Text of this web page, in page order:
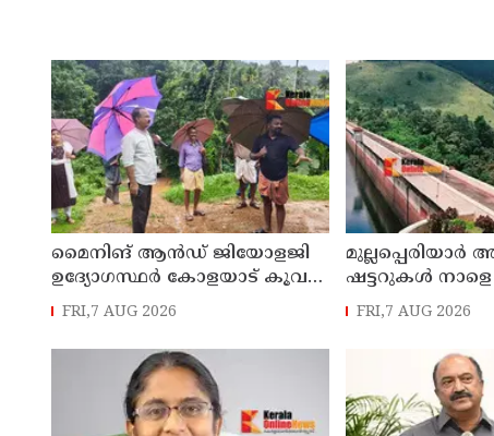
മൈനിങ് ആൻഡ്​ ജിയോളജി
ഉദ്യോഗസ്ഥർ കോളയാട് കൂവ
ഉന്നതി സന്ദർശിച്ചു
FRI,7 AUG 2026
മുല്ലപ്പെരിയാർ
ഷട്ടറുകൾ
FRI,7 AUG 2026